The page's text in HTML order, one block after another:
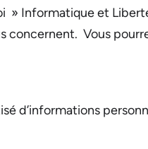
» Informatique et
concernent. Vous
d’informations